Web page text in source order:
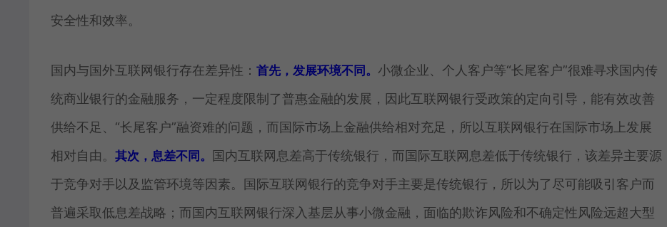
安全性和效率。
国内与国外互联网银行存在差异性： 首先，发展环境不同。 小微企业、个人客户等“长尾客户”很难寻求国内传
统商业银行的金融服务，一定程度限制了普惠金融的发展，因此互联网银行受政策的定向引导，能有效改善
供给不足、“长尾客户”融资难的问题，而国际市场上金融供给相对充足，所以互联网银行在国际市场上发展
相对自由。 其次，息差不同。
国内互联网息差高于传统银行，而国际互联网息差低于传统银行，该差异主要源
于竞争对手以及监管环境等因素。国际互联网银行的竞争对手主要是传统银行，所以为了尽可能吸引客户而
普遍采取低息差战略；而国内互联网银行深入基层从事小微金融，面临的欺诈风险和不确定性风险远超大型